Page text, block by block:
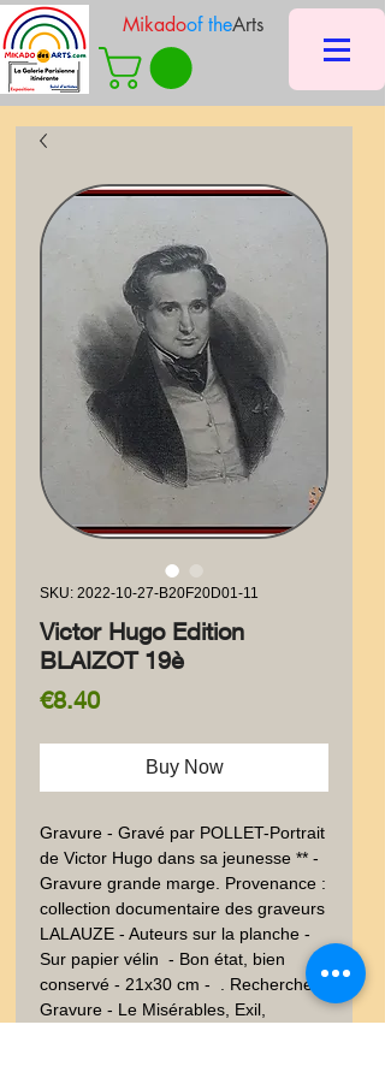
Mikadoof theArts
SKU: 2022-10-27-B20F20D01-11
Victor Hugo Edition
BLAIZOT 19è
€8.40Price
Buy Now
Gravure - Gravé par POLLET-Portrait
de Victor Hugo dans sa jeunesse ** -
Gravure grande marge. Provenance :
collection documentaire des graveurs
LALAUZE - Auteurs sur la planche -
Sur papier vélin  - Bon état, bien
conservé - 21x30 cm -  . Recherche :
Gravure - Le Misérables, Exil,